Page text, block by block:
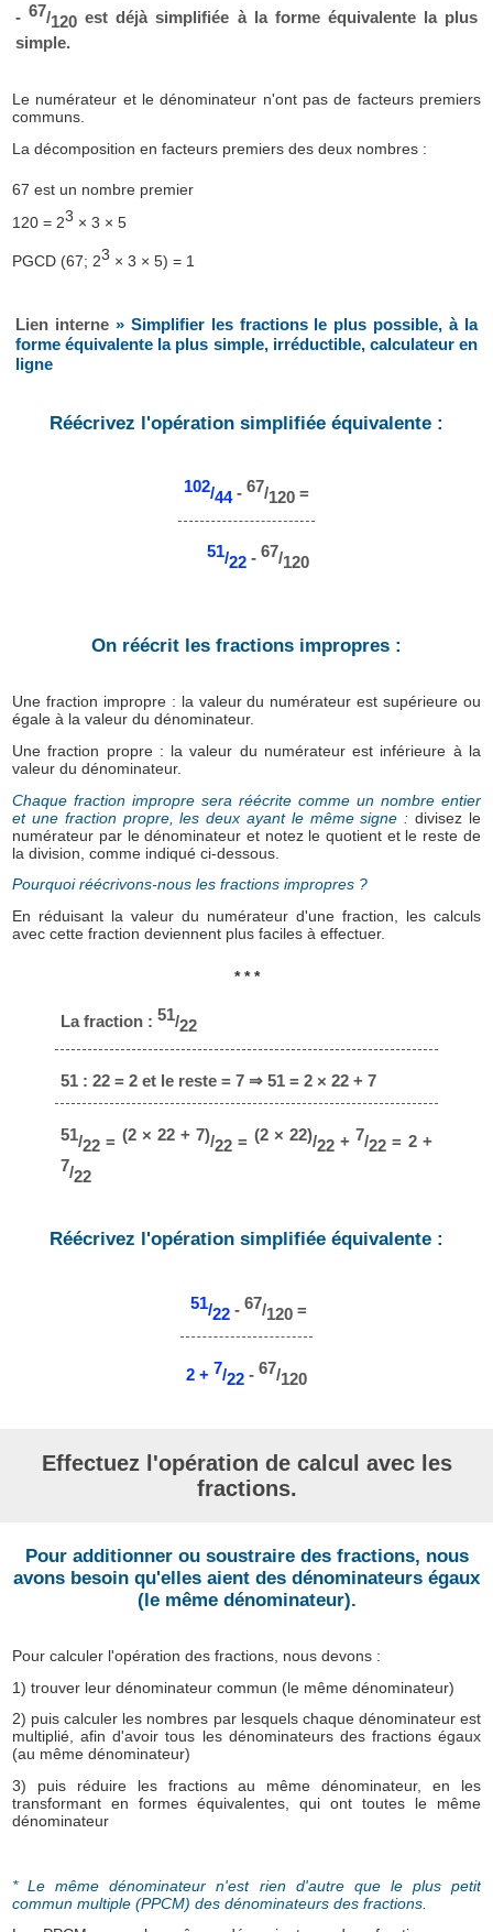
- 67/120est déjà simplifiée à la forme équivalente la plus
simple.
Le numérateur et le dénominateur n'ont pas de facteurs premiers
communs.
La décomposition en facteurs premiers des deux nombres :
67 est un nombre premier
120 = 23 × 3 × 5
PGCD (67; 23 × 3 × 5) = 1
Lien interne » Simplifier les fractions le plus possible, à la
forme équivalente la plus simple, irréductible, calculateur en
ligne
Réécrivez l'opération simplifiée équivalente :
102/44 - 67/120 =
51/22 - 67/120
On réécrit les fractions impropres :
Une fraction impropre : la valeur du numérateur est supérieure ou
égale à la valeur du dénominateur.
Une fraction propre : la valeur du numérateur est inférieure à la
valeur du dénominateur.
Chaque fraction impropre sera réécrite comme un nombre entier
et une fraction propre, les deux ayant le même signe :divisez le
numérateur par le dénominateur et notez le quotient et le reste de
la division, comme indiqué ci-dessous.
Pourquoi réécrivons-nous les fractions impropres ?
En réduisant la valeur du numérateur d'une fraction, les calculs
avec cette fraction deviennent plus faciles à effectuer.
* * *
La fraction :51/22
51 : 22 = 2 et le reste = 7 ⇒ 51 = 2 × 22 + 7
51/22 = (2 × 22 + 7)/22 = (2 × 22)/22+ 7/22 = 2 +
7/22
Réécrivez l'opération simplifiée équivalente :
51/22 - 67/120 =
2 + 7/22 - 67/120
Effectuez l'opération de calcul avec les
fractions.
Pour additionner ou soustraire des fractions, nous
avons besoin qu'elles aient des dénominateurs égaux
(le même dénominateur).
Pour calculer l'opération des fractions, nous devons :
1) trouver leur dénominateur commun (le même dénominateur)
2) puis calculer les nombres par lesquels chaque dénominateur est
multiplié, afin d'avoir tous les dénominateurs des fractions égaux
(au même dénominateur)
3) puis réduire les fractions au même dénominateur, en les
transformant en formes équivalentes, qui ont toutes le même
dénominateur
* Le même dénominateur n'est rien d'autre que le plus petit
commun multiple (PPCM) des dénominateurs des fractions.